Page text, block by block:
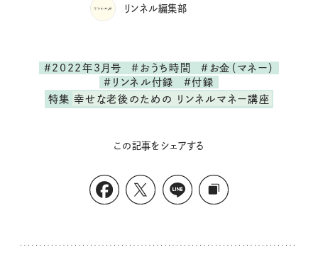
リンネル編集部
#2022年3月号 #おうち時間
#お金（マネー）
#リンネル付録
#付録
特集 幸せな老後のための リンネルマネー講座
この記事をシェアする